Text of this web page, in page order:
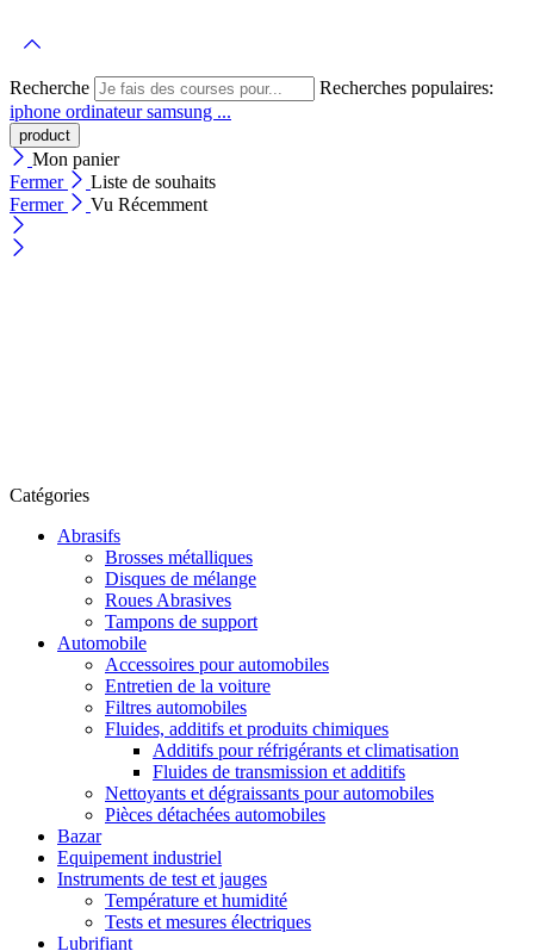
Recherche
Recherches populaires:
iphone ordinateursamsung ...
Mon panier
Fermer
Liste de souhaits
Fermer
Vu Récemment
Catégories
Abrasifs
Brosses métalliques
Disques de mélange
Roues Abrasives
Tampons de support
Automobile
Accessoires pour automobiles
Entretien de la voiture
Filtres automobiles
Fluides, additifs et produits chimiques
Additifs pour réfrigérants et climatisation
Fluides de transmission et additifs
Nettoyants et dégraissants pour automobiles
Pièces détachées automobiles
Bazar
Equipement industriel
Instruments de test et jauges
Température et humidité
Tests et mesures électriques
Lubrifiant